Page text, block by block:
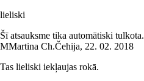
lieliski
Šī atsauksme tika automātiski tulkota.
MMartina Ch.Čehija, 22. 02. 2018
Tas lieliski iekļaujas rokā.